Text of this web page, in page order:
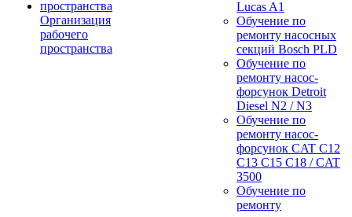
Организация
рабочего
пространства
Lucas A1
Обучение по
ремонту насосных
секций Bosch PLD
Обучение по
ремонту насос-
форсунок Detroit
Diesel N2 / N3
Обучение по
ремонту насос-
форсунок CAT C12
C13 C15 C18 / CAT
3500
Обучение по
ремонту